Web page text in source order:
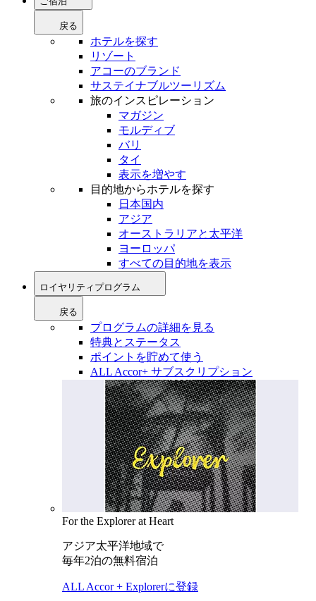
戻る
ホテルを探す
リゾート
アコーのブランド
サステイナブルツーリズム
旅のインスピレーション
マガジン
モルディブ
バリ
タイ
表示を増やす
目的地からホテルを探す
日本国内
アジア
オーストラリアと太平洋
ヨーロッパ
すべての目的地を表示
ロイヤリティプログラム
戻る
プログラムの詳細を見る
特典とステータス
ポイントを貯めて使う
ALL Accor+ サブスクリプション
For the Explorer at Heart
アジア太平洋地域で
毎年2泊の無料宿泊
ALL Accor + Explorerに登録